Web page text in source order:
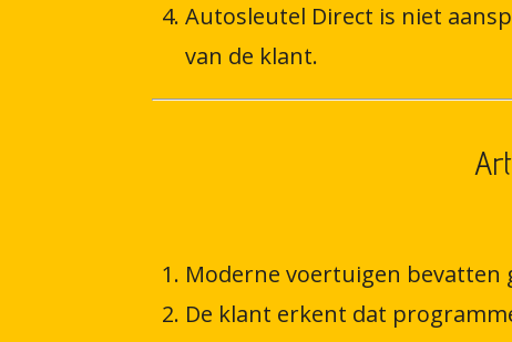
Autosleutel Direct is niet
van de klant.
Moderne voertuigen bevatten
De klant erkent dat